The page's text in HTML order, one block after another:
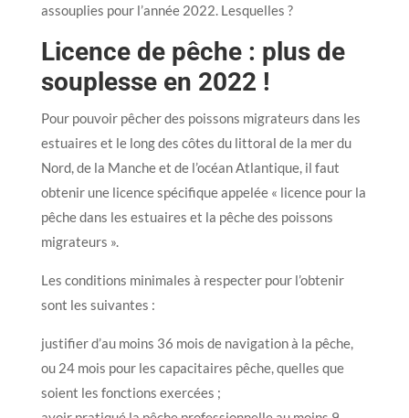
assouplies pour l’année 2022. Lesquelles ?
Licence de pêche : plus de
souplesse en 2022 !
Pour pouvoir pêcher des poissons migrateurs dans les
estuaires et le long des côtes du littoral de la mer du
Nord, de la Manche et de l’océan Atlantique, il faut
obtenir une licence spécifique appelée « licence pour la
pêche dans les estuaires et la pêche des poissons
migrateurs ».
Les conditions minimales à respecter pour l’obtenir
sont les suivantes :
justifier d’au moins 36 mois de navigation à la pêche,
ou 24 mois pour les capacitaires pêche, quelles que
soient les fonctions exercées ;